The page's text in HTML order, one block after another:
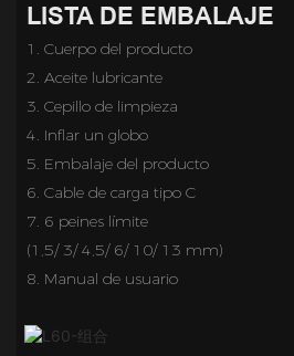
LISTA DE EMBALAJE
1. Cuerpo del producto
2. Aceite lubricante
3. Cepillo de limpieza
4. Inflar un globo
5. Embalaje del producto
6. Cable de carga tipo C
7. 6 peines límite
(1,5/ 3/ 4,5/ 6/ 10/ 13 mm)
8. Manual de usuario